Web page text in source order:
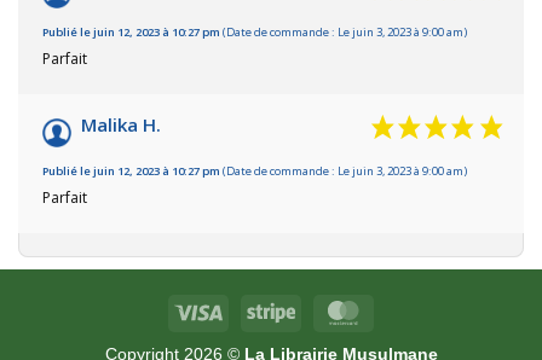
Publié le juin 12, 2023 à 10:27 pm (Date de commande : Le juin 3, 2023 à 9:00 am)
Parfait
Malika H.
Publié le juin 12, 2023 à 10:27 pm (Date de commande : Le juin 3, 2023 à 9:00 am)
Parfait
Visa Stripe
Copyright 2026 © La Librairie Musulmane